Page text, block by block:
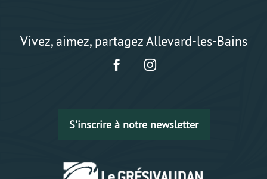
Vivez, aimez, partagez Allevard-les-Bains
S'inscrire à notre newsletter